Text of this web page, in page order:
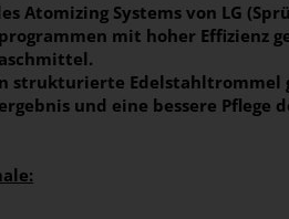
Atomizing Systems von LG
mit hoher Effizienz
strukturierte Edelstahltrommel
und eine bessere Pflege